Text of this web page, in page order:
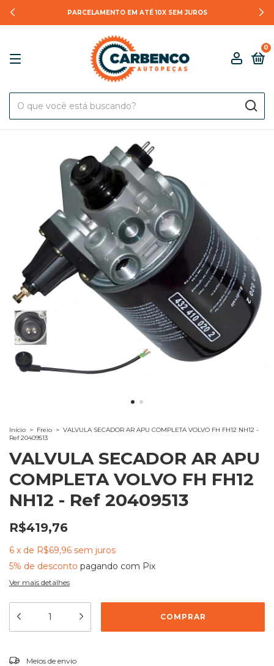
PARCELAMENTO EM ATÉ 10X SEM JUROS
0
Início > Freio > VALVULA SECADOR AR APU COMPLETA VOLVO FH FH12 NH12 -
Ref 20409513
VALVULA SECADOR AR APU
COMPLETA VOLVO FH FH12
NH12 - Ref 20409513
R$419,76
6 x de R$69,96 sem juros
5% de desconto pagando com Pix
Ver mais detalhes
Entregas para o CEP:
Meios de envio